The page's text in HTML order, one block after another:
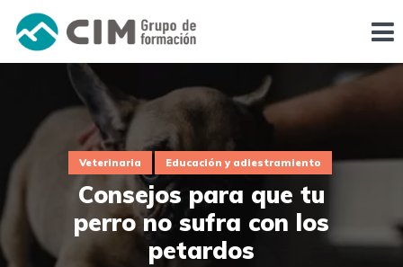
Veterinaria Educación y adiestramiento
Consejos para que tu
perro no sufra con los
petardos